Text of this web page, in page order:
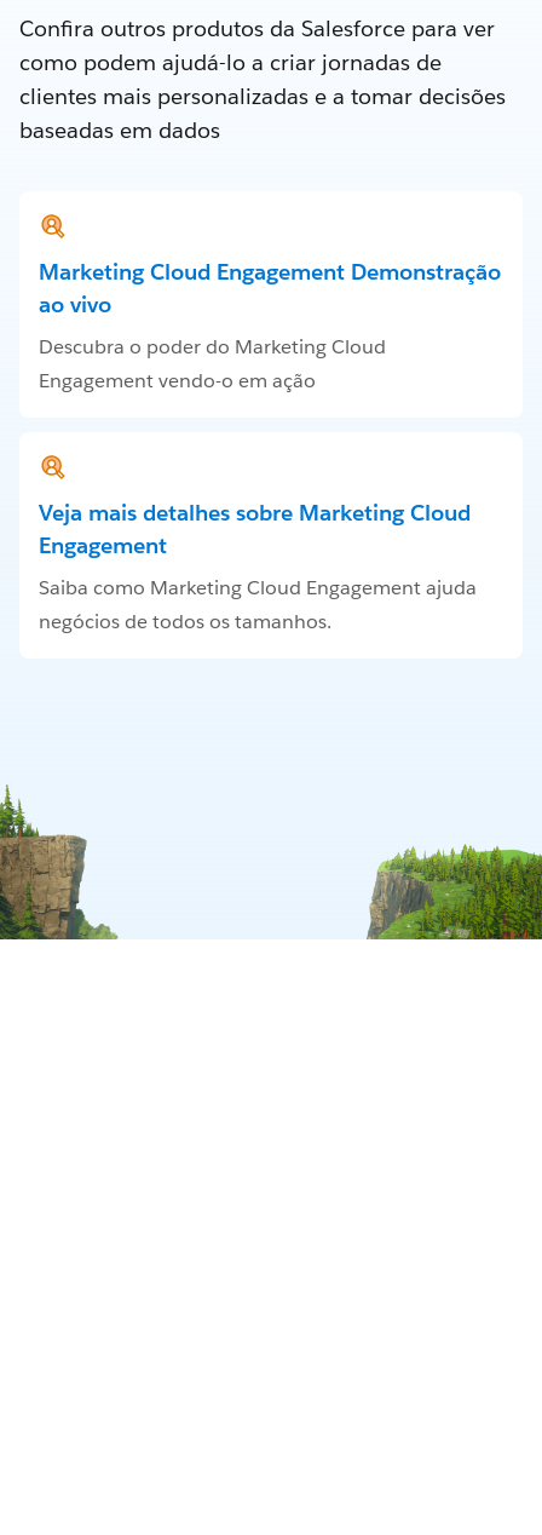
Confira outros produtos da Salesforce para ver
como podem ajudá-lo a criar jornadas de
clientes mais personalizadas e a tomar decisões
baseadas em dados
Marketing Cloud Engagement Demonstração
ao vivo
Descubra o poder do Marketing Cloud
Engagement vendo-o em ação
Veja mais detalhes sobre Marketing Cloud
Engagement
Saiba como Marketing Cloud Engagement ajuda
negócios de todos os tamanhos.